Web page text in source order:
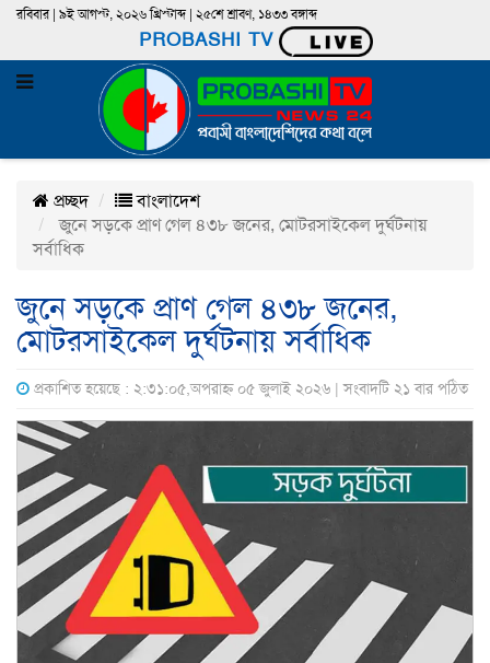
রবিবার | ৯ই আগস্ট, ২০২৬ খ্রিস্টাব্দ | ২৫শে শ্রাবণ, ১৪৩৩ বঙ্গাব্দ
PROBASHI TV
প্রচ্ছদ
বাংলাদেশ
জুনে সড়কে প্রাণ গেল ৪৩৮ জনের, মোটরসাইকেল দুর্ঘটনায়
সর্বাধিক
জুনে সড়কে প্রাণ গেল ৪৩৮ জনের,
মোটরসাইকেল দুর্ঘটনায় সর্বাধিক
প্রকাশিত হয়েছে : ২:৩১:০৫,অপরাহ্ন ০৫ জুলাই ২০২৬ | সংবাদটি ২১ বার পঠিত